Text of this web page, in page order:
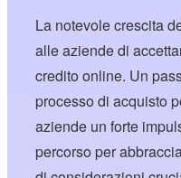
La notevole crescita
alle aziende di
credito online. Un
processo di acquisto
aziende un forte
percorso per